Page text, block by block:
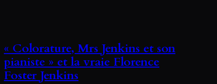
« Colorature, Mrs Jenkins et son
pianiste » et la vraie Florence
Foster Jenkins